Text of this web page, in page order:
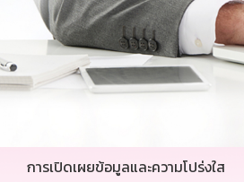
การเปิดเผยข้อมูลและความโปร่งใส